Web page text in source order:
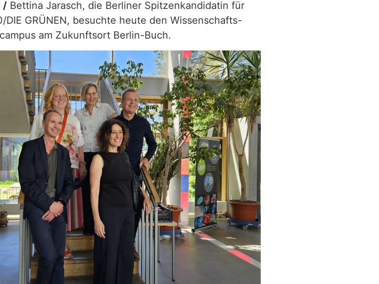
/ Bettina Jarasch, die Berliner Spitzenkandidatin für
DIE GRÜNEN, besuchte heute den Wissenschafts-
am Zukunftsort Berlin-Buch.